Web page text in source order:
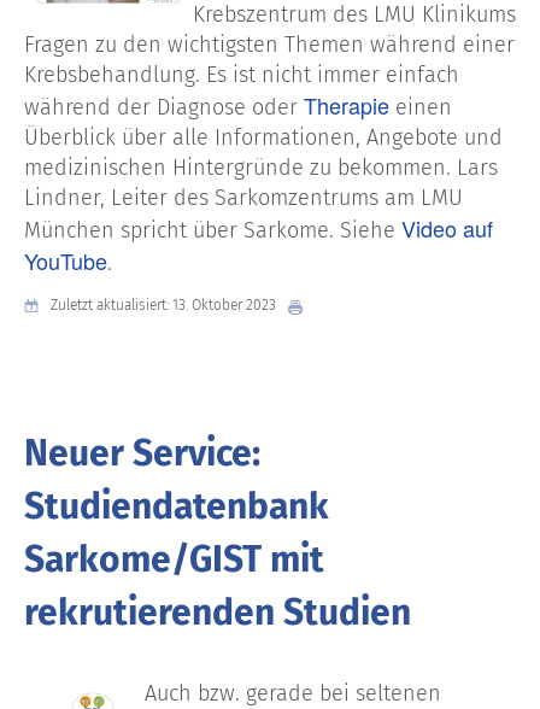
Krebszentrum des LMU Klinikums
Fragen zu den wichtigsten Themen während einer
Krebsbehandlung. Es ist nicht immer einfach
während der Diagnose oder Therapie einen
Überblick über alle Informationen, Angebote und
medizinischen Hintergründe zu bekommen. Lars
Lindner, Leiter des Sarkomzentrums am LMU
München spricht über Sarkome. Siehe Video auf
YouTube.
Zuletzt aktualisiert: 13. Oktober 2023
Neuer Service:
Studiendatenbank
Sarkome/GIST mit
rekrutierenden Studien
Auch bzw. gerade bei seltenen